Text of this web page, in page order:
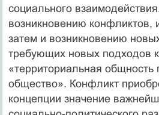
социального
возникновению конфликтов,
затем и возникновению
требующих новых подходов
«территориальная общность
общество». Конфликт
концепции значение